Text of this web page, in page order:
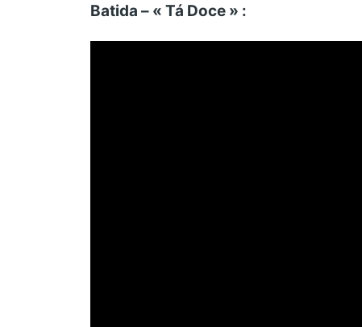
Batida – « Tá Doce » :